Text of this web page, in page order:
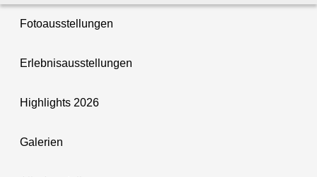
Fotoausstellungen
Erlebnisausstellungen
Highlights 2026
Galerien